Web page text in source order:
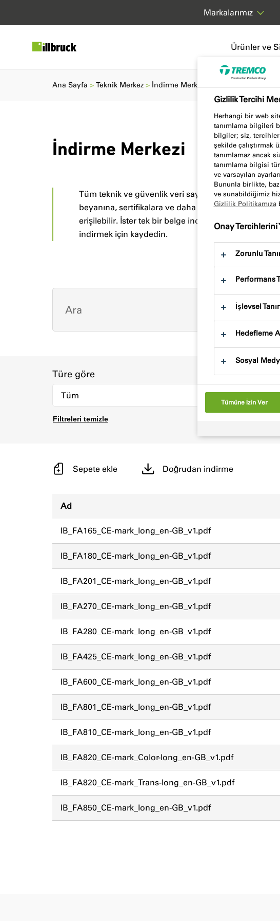
Ürünler ve
Markalarımız
İndirme Merkezi
Tüm teknik ve güvenlik veri sayfalarına, kılavuzlara,
beyanına, sertifikalara ve daha fazlasına kullanışlı
erişilebilir. İster tek bir belge indirin, ister birden fazla
indirmek için kaydedin.
Ana Sayfa Teknik Merkez İndirme Merkezi
Türe göre
Filtreleri temizle
Sepete ekle Doğrudan indirme
Ad
IB_FA165_CE-mark_long_en-GB_v1.pdf
IB_FA180_CE-mark_long_en-GB_v1.pdf
IB_FA201_CE-mark_long_en-GB_v1.pdf
IB_FA270_CE-mark_long_en-GB_v1.pdf
IB_FA280_CE-mark_long_en-GB_v1.pdf
IB_FA425_CE-mark_long_en-GB_v1.pdf
IB_FA600_CE-mark_long_en-GB_v1.pdf
IB_FA801_CE-mark_long_en-GB_v1.pdf
IB_FA810_CE-mark_long_en-GB_v1.pdf
IB_FA820_CE-mark_Color-long_en-GB_v1.pdf
IB_FA820_CE-mark_Trans-long_en-GB_v1.pdf
IB_FA850_CE-mark_long_en-GB_v1.pdf
Gizlilik Tercihi
Herhangi bir web
tanımlama bilgileri
bilgiler; siz,
şekilde çalıştırmak
tanımlamaz ancak
tanımlama bilgisi
ve varsayılan
Bununla birlikte,
ve sunabildiğimiz
Gizlilik Politikamıza
Onay Tercihlerini
Zorunlu
Performans
İşlevsel
Hedefleme
Sosyal
Tümüne İzin Ver